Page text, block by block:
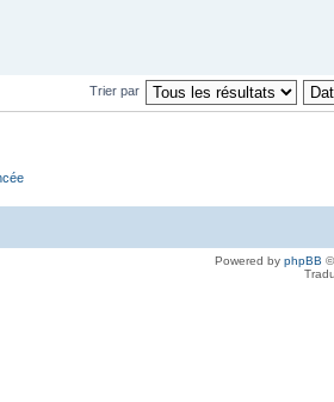
Trier par
Powered by phpBB